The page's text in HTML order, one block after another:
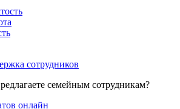
сотрудников
семейным сотрудникам?
онлайн